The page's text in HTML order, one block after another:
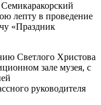
лепту в проведение
«Праздник
Светлого Христова
зале музея, с
руководителя